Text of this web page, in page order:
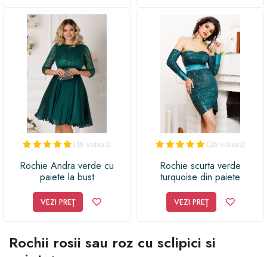
(16 voturi)
Rochie Andra verde cu
paiete la bust
VEZI PREȚ
(26 voturi)
Rochie scurta verde
turquoise din paiete
VEZI PREȚ
Rochii rosii sau roz cu sclipici si